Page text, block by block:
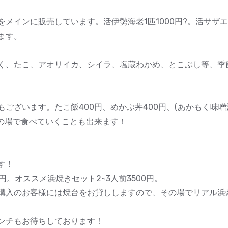
メインに販売しています。活伊勢海老1匹1000円?。活サザ
。
、たこ、アオリイカ、シイラ、塩蔵わかめ、とこぶし等、
ございます。たこ飯400円、めかぶ丼400円、(あかもく味
で食べていくことも出来ます！
！
。オススメ浜焼きセット2~3人前3500円。
入のお客様には焼台をお貸ししますので、その場でリアル
もお待ちしております！